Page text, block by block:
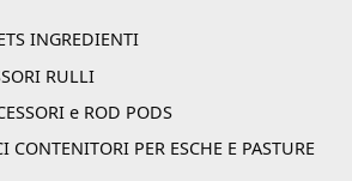
INGREDIENTI
RULLI
e ROD PODS
CONTENITORI PER ESCHE E PASTURE